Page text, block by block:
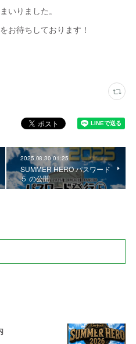
いりました。
お待ちしております！
2025.08.30 01:25
SUMMER HERO パスワード
５ の公開